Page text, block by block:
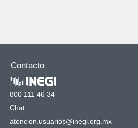
Contacto
800 111 46 34
Chat
atencion.usuarios@inegi.org.mx